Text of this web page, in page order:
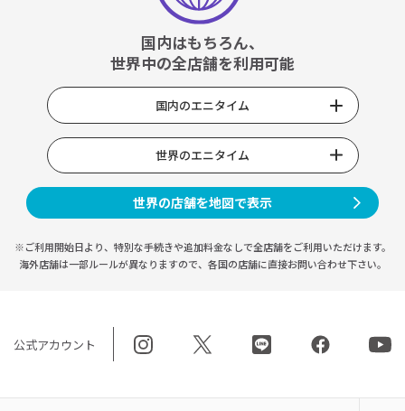
国内はもちろん、
世界中の全店舗を利用可能
国内のエニタイム
世界のエニタイム
世界の店舗を地図で表示
※ご利用開始日より、特別な手続きや追加料金なしで全店舗をご利用いただけます。
海外店舗は一部ルールが異なりますので、 各国の店舗に直接お問い合わせ下さい。
公式アカウント